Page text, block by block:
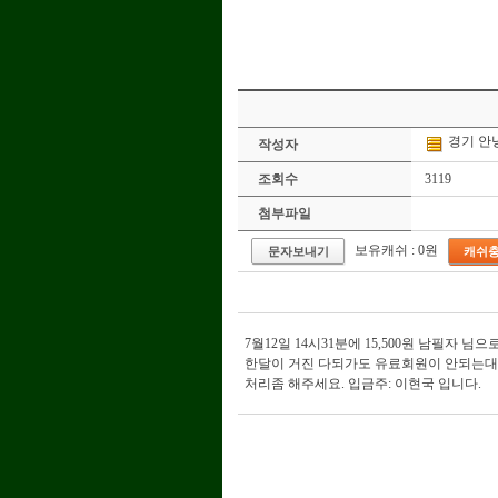
작성자 경기 안
조회수 3119
첨부파일
문자보내기 보유캐쉬 : 0원 캐쉬
7월12일 14시31분에 15,500원 남필자 님으
한달이 거진 다되가도 유료회원이 안되는
처리좀 해주세요. 입금주: 이현국 입니다.